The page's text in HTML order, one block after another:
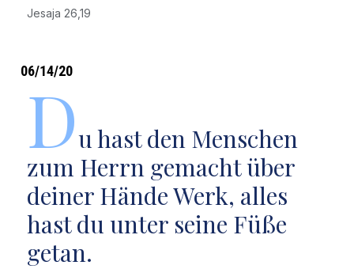
Jesaja 26,19
06/14/20
Du hast den Menschen
zum Herrn gemacht über
deiner Hände Werk, alles
hast du unter seine Füße
getan.